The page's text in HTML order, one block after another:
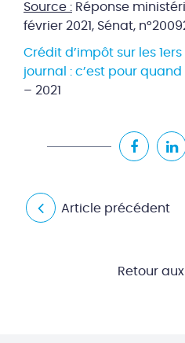
Source : Réponse
février 2021, Sénat,
Crédit d’impôt sur les
journal : c’est pour quand
– 2021
Article précédent
Retour